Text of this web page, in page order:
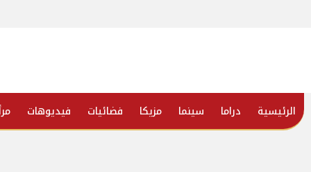
الرئيسية دراما سينما مزيكا فضائيات فيديوهات